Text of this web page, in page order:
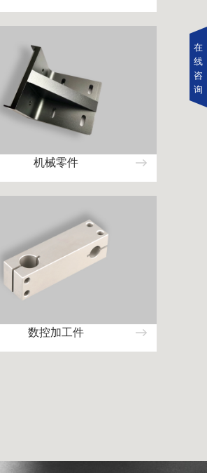
机械零件
数控加工件
在
线
咨
询